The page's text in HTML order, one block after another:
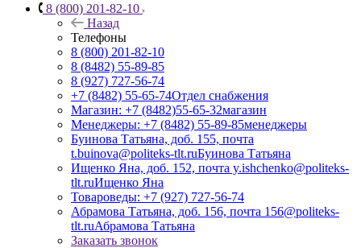
8 (800) 201-82-10
Назад
Телефоны
8 (800) 201-82-10
8 (8482) 55-89-85
8 (927) 727-56-74
+7 (8482) 55-65-74Отдел снабжения
Магазин: +7 (8482)55-65-32магазин
Менеджеры: +7 (8482) 55-89-85менеджеры
Буинова Татьяна, доб. 155, почта
t.buinova@politeks-tlt.ruБуинова Татьяна
Ищенко Яна, доб. 152, почта y.ishchenko@politeks-
tlt.ruИщенко Яна
Товароведы: +7 (927) 727-56-74
Абрамова Татьяна, доб. 156, почта 156@politeks-
tlt.ruАбрамова Татьяна
Заказать звонок